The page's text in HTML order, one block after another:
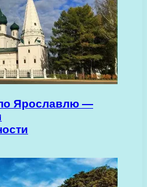
Ярославлю —